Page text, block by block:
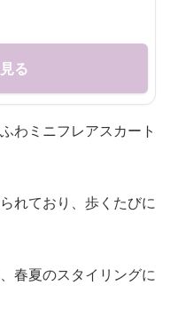
る
わミニフレアスカート
れており、歩くたびに
春夏のスタイリングに